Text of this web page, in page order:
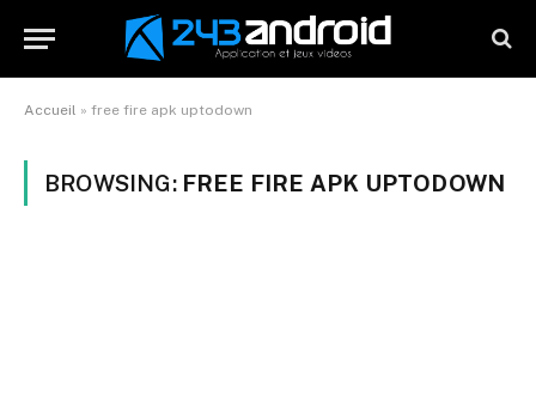
Accueil » free fire apk uptodown
BROWSING: FREE FIRE APK UPTODOWN